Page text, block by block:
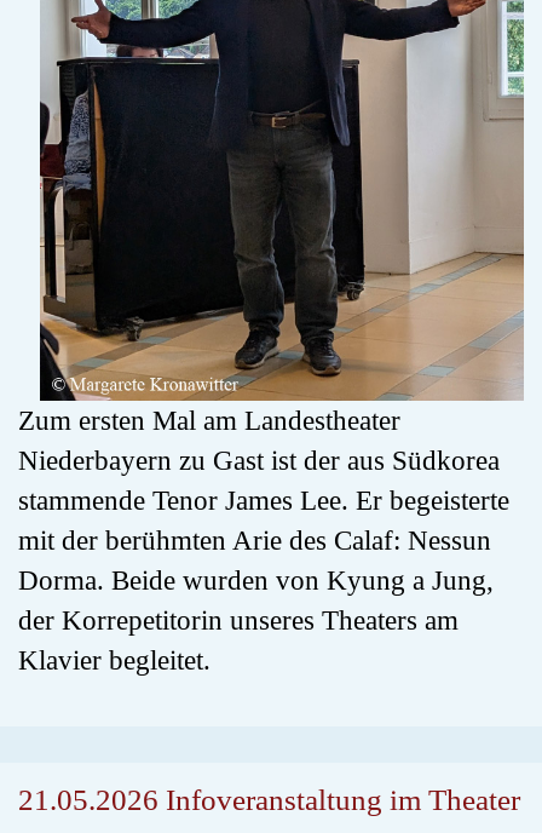
Zum ersten Mal am Landestheater
Niederbayern zu Gast ist der aus Südkorea
stammende Tenor James Lee. Er begeisterte
mit der berühmten Arie des Calaf: Nessun
Dorma. Beide wurden von Kyung a Jung,
der Korrepetitorin unseres Theaters am
Klavier begleitet.
21.05.2026 Infoveranstaltung im Theater